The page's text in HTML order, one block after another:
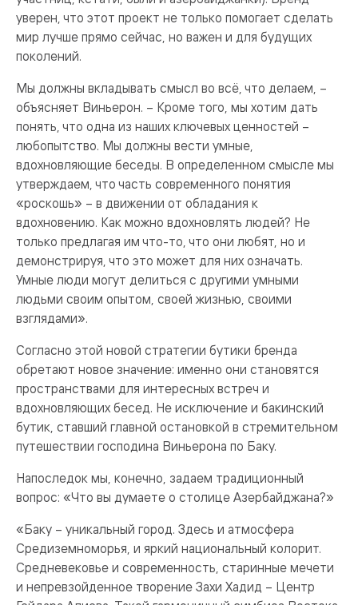
уверен, что этот проект не только помогает сделать
мир лучше прямо сейчас, но важен и для будущих
поколений.
Мы должны вкладывать смысл во всё, что делаем, –
объясняет Виньерон. – Кроме того, мы хотим дать
понять, что одна из наших ключевых ценностей –
любопытство. Мы должны вести умные,
вдохновляющие беседы. В определенном смысле мы
утверждаем, что часть современного понятия
«роскошь» – в движении от обладания к
вдохновению. Как можно вдохновлять людей? Не
только предлагая им что-то, что они любят, но и
демонстрируя, что это может для них означать.
Умные люди могут делиться с другими умными
людьми своим опытом, своей жизнью, своими
взглядами».
Согласно этой новой стратегии бутики бренда
обретают новое значение: именно они становятся
пространствами для интересных встреч и
вдохновляющих бесед. Не исключение и бакинский
бутик, ставший главной остановкой в стремительном
путешествии господина Виньерона по Баку.
Напоследок мы, конечно, задаем традиционный
вопрос: «Что вы думаете о столице Азербайджана?»
«Баку – уникальный город. Здесь и атмосфера
Средиземноморья, и яркий национальный колорит.
Средневековье и современность, старинные мечети
и непревзойденное творение Захи Хадид – Центр